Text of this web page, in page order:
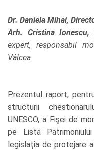
Dr. Daniela Mihai,
Arh. Cristina
expert, responsabil
Vâlcea
Prezentul raport,
structurii
UNESCO, a Fişei de
pe Lista
legislaţia de protejare